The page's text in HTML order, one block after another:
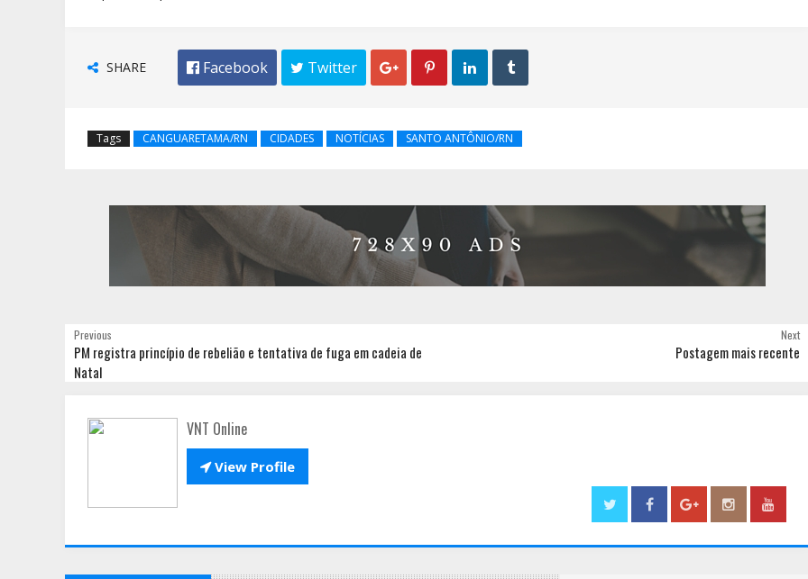
SHARE  Facebook  Twitter    
Tags CANGUARETAMA/RN CIDADES NOTÍCIAS SANTO ANTÔNIO/RN
Next
Postagem mais recente
Previous
PM registra princípio de rebelião e tentativa de fuga em cadeia de
Natal
VNT Online
View Profile